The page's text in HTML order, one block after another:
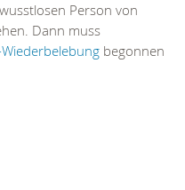
Person von
Dann muss
begonnen